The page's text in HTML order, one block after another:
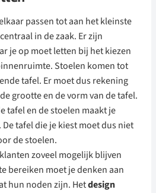
passen tot aan het kleinste
in de zaak. Er zijn
je op moet letten bij het kiezen
Stoelen komen tot
tafel. Er moet dus rekening
grootte en de vorm van de tafel.
tafel en de stoelen maakt je
tafel die je kiest moet dus niet
de stoelen.
zoveel mogelijk blijven
bereiken moet je denken aan
hun noden zijn. Hetdesign